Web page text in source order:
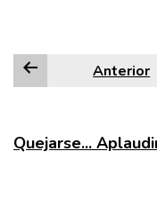
Anterior
Quejarse...